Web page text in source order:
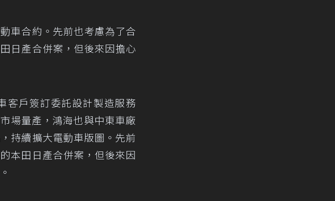
車合約。先前也考慮為了合
日產合併案，但後來因擔心
客戶簽訂委託設計製造服務
場量產，鴻海也與中東車廠
持續擴大電動車版圖。先前
本田日產合併案，但後來因